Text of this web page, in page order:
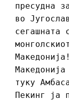
пресудна
во
сегашната
туку
Пекинг ја